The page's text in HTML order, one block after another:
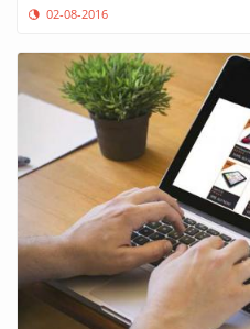
02-08-2016